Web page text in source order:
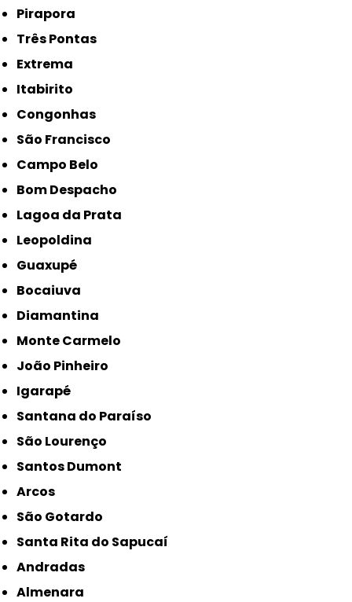
Pirapora
Três Pontas
Extrema
Itabirito
Congonhas
São Francisco
Campo Belo
Bom Despacho
Lagoa da Prata
Leopoldina
Guaxupé
Bocaiuva
Diamantina
Monte Carmelo
João Pinheiro
Igarapé
Santana do Paraíso
São Lourenço
Santos Dumont
Arcos
São Gotardo
Santa Rita do Sapucaí
Andradas
Almenara